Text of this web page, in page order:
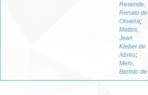
Resende,
Renato de
Oliveira;
Mattos,
Jean
Kleber de
Abreu;
Melo,
Berildo de